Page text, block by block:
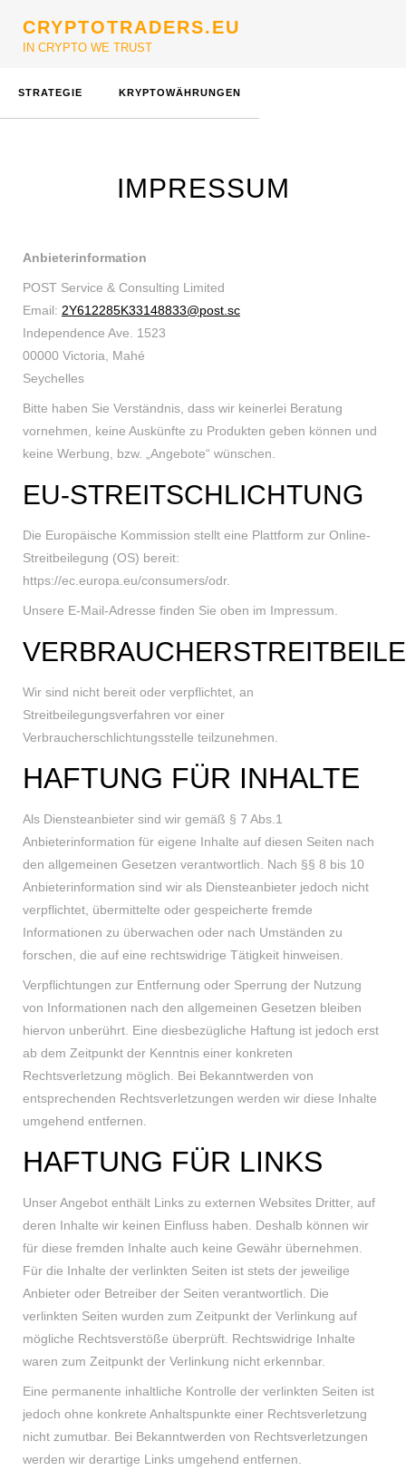
CRYPTOTRADERS.EU
IN CRYPTO WE TRUST
STRATEGIE KRYPTOWÄHRUNGEN
IMPRESSUM
Anbieterinformation
POST Service & Consulting Limited
Email: 2Y612285K33148833@post.sc
Independence Ave. 1523
00000 Victoria, Mahé
Seychelles
Bitte haben Sie Verständnis, dass wir keinerlei Beratung
vornehmen, keine Auskünfte zu Produkten geben können und
keine Werbung, bzw. „Angebote“ wünschen.
EU-STREITSCHLICHTUNG
Die Europäische Kommission stellt eine Plattform zur Online-
Streitbeilegung (OS) bereit:
https://ec.europa.eu/consumers/odr.
Unsere E-Mail-Adresse finden Sie oben im Impressum.
Wir sind nicht bereit oder verpflichtet, an
Streitbeilegungsverfahren vor einer
Verbraucherschlichtungsstelle teilzunehmen.
HAFTUNG FÜR INHALTE
Als Diensteanbieter sind wir gemäß § 7 Abs.1
Anbieterinformation für eigene Inhalte auf diesen Seiten nach
den allgemeinen Gesetzen verantwortlich. Nach §§ 8 bis 10
Anbieterinformation sind wir als Diensteanbieter jedoch nicht
verpflichtet, übermittelte oder gespeicherte fremde
Informationen zu überwachen oder nach Umständen zu
forschen, die auf eine rechtswidrige Tätigkeit hinweisen.
Verpflichtungen zur Entfernung oder Sperrung der Nutzung
von Informationen nach den allgemeinen Gesetzen bleiben
hiervon unberührt. Eine diesbezügliche Haftung ist jedoch erst
ab dem Zeitpunkt der Kenntnis einer konkreten
Rechtsverletzung möglich. Bei Bekanntwerden von
entsprechenden Rechtsverletzungen werden wir diese Inhalte
umgehend entfernen.
HAFTUNG FÜR LINKS
Unser Angebot enthält Links zu externen Websites Dritter, auf
deren Inhalte wir keinen Einfluss haben. Deshalb können wir
für diese fremden Inhalte auch keine Gewähr übernehmen.
Für die Inhalte der verlinkten Seiten ist stets der jeweilige
Anbieter oder Betreiber der Seiten verantwortlich. Die
verlinkten Seiten wurden zum Zeitpunkt der Verlinkung auf
mögliche Rechtsverstöße überprüft. Rechtswidrige Inhalte
waren zum Zeitpunkt der Verlinkung nicht erkennbar.
Eine permanente inhaltliche Kontrolle der verlinkten Seiten ist
jedoch ohne konkrete Anhaltspunkte einer Rechtsverletzung
nicht zumutbar. Bei Bekanntwerden von Rechtsverletzungen
werden wir derartige Links umgehend entfernen.